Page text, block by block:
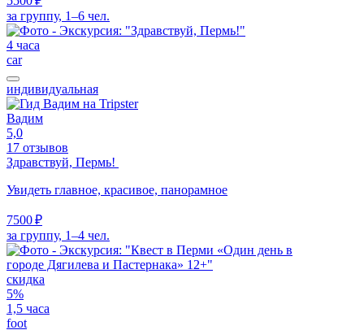
команды - Антон, тоже только положительные впечатления от
взаимодействия.
за группу, 1–6 чел.
4 часа
car
индивидуальная
Вадим
5,0
17 отзывов
Здравствуй, Пермь!
Увидеть главное, красивое, панорамное
7500 ₽
за группу, 1–4 чел.
скидка
5%
1,5 часа
foot